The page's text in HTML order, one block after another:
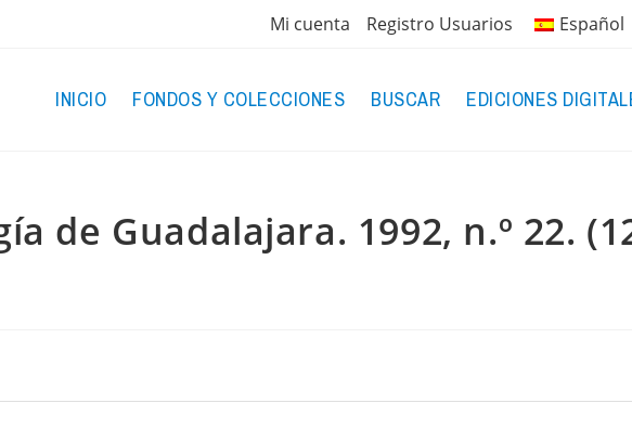
Mi cuenta Registro Usuarios Español
INICIO FONDOS Y COLECCIONES BUSCAR EDICIONES
de Guadalajara. 1992, n.º 22.